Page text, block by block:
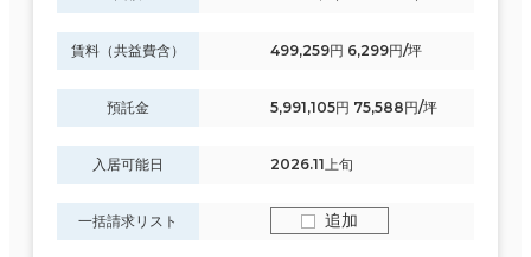
賃料（共益費含） 499,259円 6,299円/坪
預託金 5,991,105円 75,588円/坪
入居可能日 2026.11上旬
一括請求リスト 追加